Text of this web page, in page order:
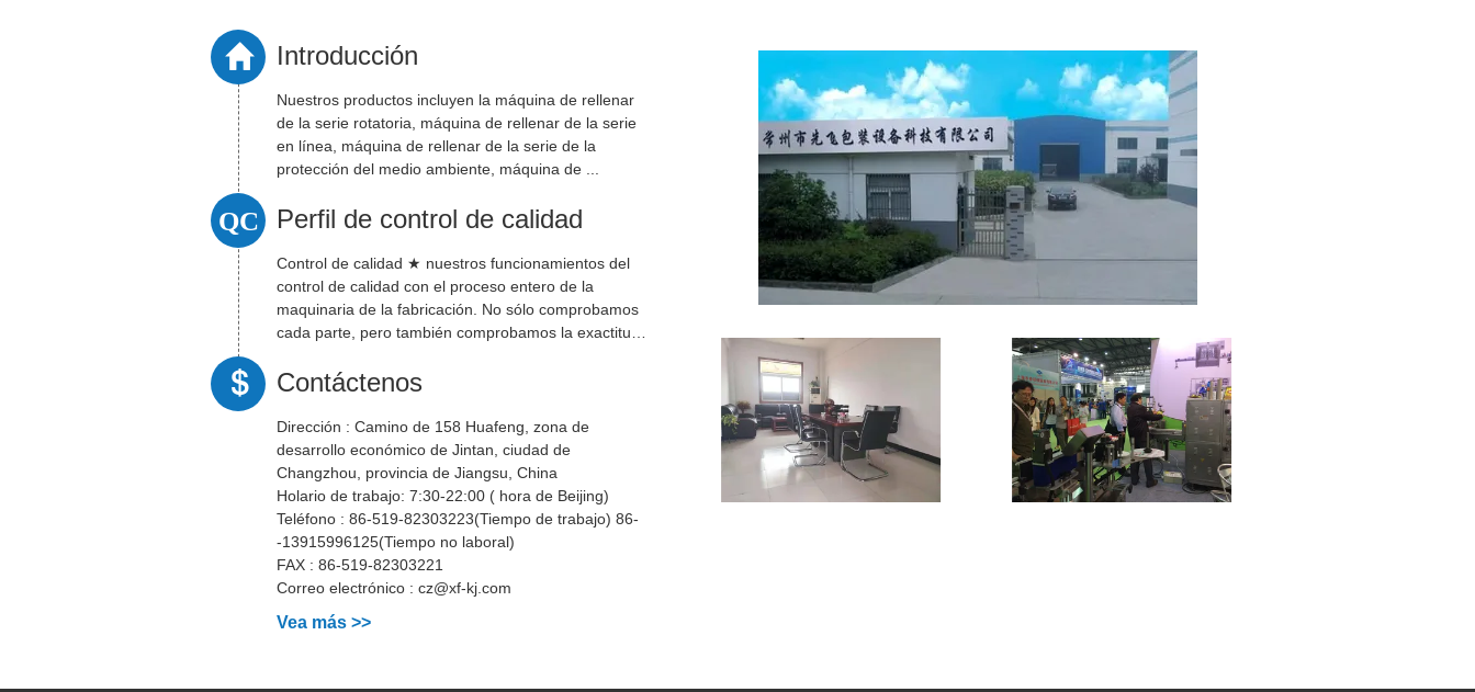
Introducción
Nuestros productos incluyen la máquina de rellenar
de la serie rotatoria, máquina de rellenar de la serie
en línea, máquina de rellenar de la serie de la
protección del medio ambiente, máquina de ...
QC Perfil de control de calidad
Control de calidad ★ nuestros funcionamientos del
control de calidad con el proceso entero de la
maquinaria de la fabricación. No sólo comprobamos
cada parte, pero también comprobamos la exactitud
Contáctenos
Dirección : Camino de 158 Huafeng, zona de
desarrollo económico de Jintan, ciudad de
Changzhou, provincia de Jiangsu, China
Holario de trabajo:
7:30-22:00 ( hora de Beijing)
Teléfono : 86-519-82303223(Tiempo de trabajo) 86-
-13915996125(Tiempo no laboral)
FAX : 86-519-82303221
Correo electrónico : cz@xf-kj.com
Vea más >>